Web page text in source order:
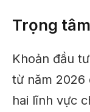
Trọng
Khoản đầu
từ năm 2026
hai lĩnh vực